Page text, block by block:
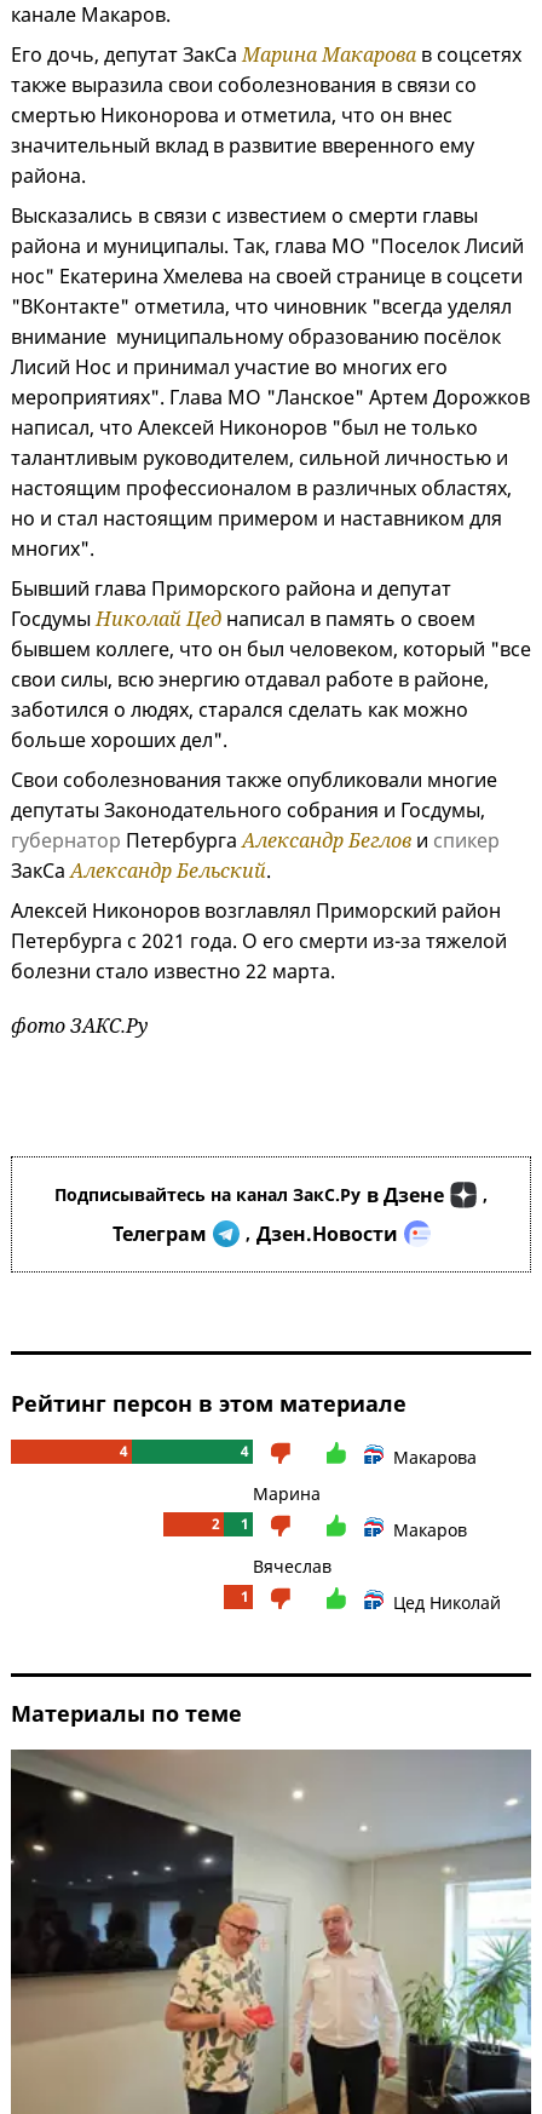
канале Макаров.
Его дочь, депутат ЗакСаМарина Макарова в соцсетях
также выразила свои соболезнования в связи со
смертью Никонорова и отметила, что он внес
значительный вклад в развитие вверенного ему
района.
Высказались в связи с известием о смерти главы
района и муниципалы. Так, глава МО "Поселок Лисий
нос" Екатерина Хмелева на своей странице в соцсети
"ВКонтакте" отметила, что чиновник "всегда уделял
внимание муниципальному образованию посёлок
Лисий Нос и принимал участие во многих его
мероприятиях". Глава МО "Ланское" Артем Дорожков
написал, что Алексей Никоноров "был не только
талантливым руководителем, сильной личностью и
настоящим профессионалом в различных областях,
но и стал настоящим примером и наставником для
многих".
Бывший глава Приморского района и депутат
ГосдумыНиколай Цед написал в память о своем
бывшем коллеге, что он был человеком, который "все
свои силы, всю энергию отдавал работе в районе,
заботился о людях, старался сделать как можно
больше хороших дел".
Свои соболезнования также опубликовали многие
депутаты Законодательного собрания и Госдумы,
губернатор ПетербургаАлександр Беглов и спикер
ЗакСаАлександр Бельский.
Алексей Никоноров возглавлял Приморский район
Петербурга с 2021 года. О его смерти из-за тяжелой
болезни стало известно 22 марта.
фото ЗАКС.Ру
Подписывайтесь на канал ЗакС.Ру в Дзене ,
Телеграм , Дзен.Новости
Рейтинг персон в этом материале
4 4
Макарова
Марина
2 1
Макаров
Вячеслав
1 Цед Николай
Материалы по теме